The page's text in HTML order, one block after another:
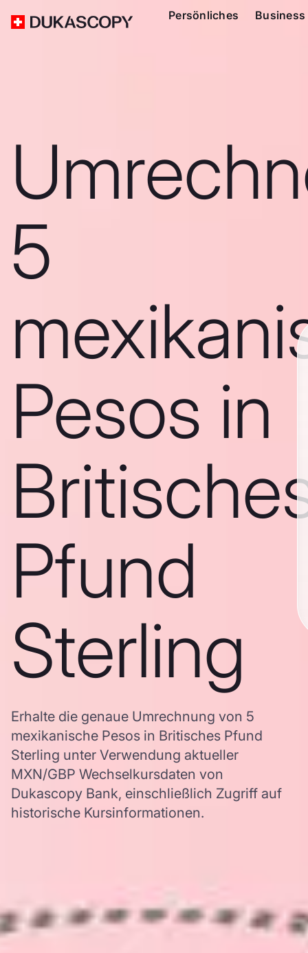
Persönliches Business
5
Pesos in
Pfund
Sterling
Erhalte die genaue Umrechnung von 5
mexikanische Pesos in Britisches Pfund
Sterling unter Verwendung aktueller
MXN/GBP Wechselkursdaten von
Dukascopy Bank, einschließlich Zugriff auf
historische Kursinformationen.